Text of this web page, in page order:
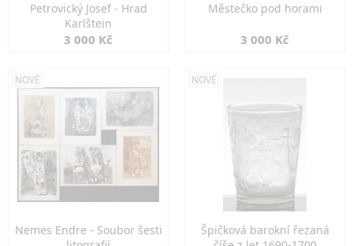
Petrovický Josef - Hrad
Karlštejn
3 000 Kč
Městečko pod horami
3 000 Kč
NOVÉ
Nemes Endre - Soubor šesti
NOVÉ
Špičková barokní řezaná